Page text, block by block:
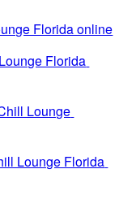
Florida online
Florida
Lounge
Lounge Florida